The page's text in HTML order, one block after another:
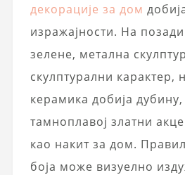
декорације за дом
изражајности. На
зелене, метална
скулптурални карактер,
керамика добија
тамноплавој златни
као накит за дом.
боја може визуелно